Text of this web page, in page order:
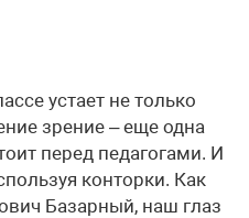
устает не только
зрение – еще одна
перед педагогами. И
конторки. Как
Базарный, наш глаз